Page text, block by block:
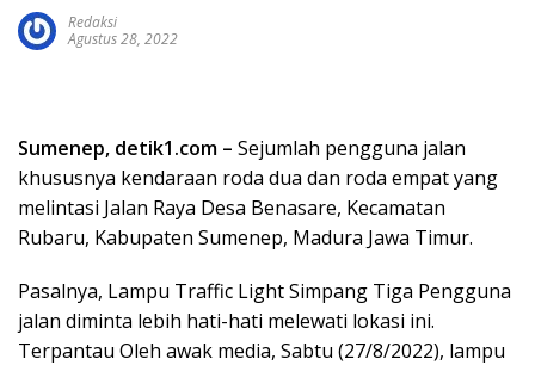
Redaksi
Agustus 28, 2022
Sumenep, detik1.com – Sejumlah pengguna jalan
khususnya kendaraan roda dua dan roda empat yang
melintasi Jalan Raya Desa Benasare, Kecamatan
Rubaru, Kabupaten Sumenep, Madura Jawa Timur.
Pasalnya, Lampu Traffic Light Simpang Tiga Pengguna
jalan diminta lebih hati-hati melewati lokasi ini.
Terpantau Oleh awak media, Sabtu (27/8/2022), lampu